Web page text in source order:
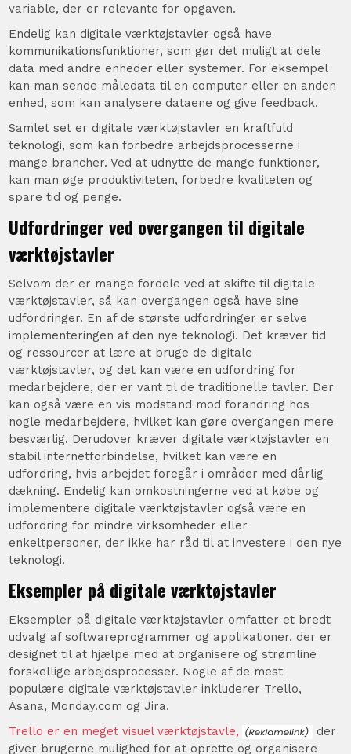
variable, der er relevante for opgaven.
Endelig kan digitale værktøjstavler også have
kommunikationsfunktioner, som gør det muligt at dele
data med andre enheder eller systemer. For eksempel
kan man sende måledata til en computer eller en anden
enhed, som kan analysere dataene og give feedback.
Samlet set er digitale værktøjstavler en kraftfuld
teknologi, som kan forbedre arbejdsprocesserne i
mange brancher. Ved at udnytte de mange funktioner,
kan man øge produktiviteten, forbedre kvaliteten og
spare tid og penge.
Udfordringer ved overgangen til digitale
værktøjstavler
Selvom der er mange fordele ved at skifte til digitale
værktøjstavler, så kan overgangen også have sine
udfordringer. En af de største udfordringer er selve
implementeringen af den nye teknologi. Det kræver tid
og ressourcer at lære at bruge de digitale
værktøjstavler, og det kan være en udfordring for
medarbejdere, der er vant til de traditionelle tavler. Der
kan også være en vis modstand mod forandring hos
nogle medarbejdere, hvilket kan gøre overgangen mere
besværlig. Derudover kræver digitale værktøjstavler en
stabil internetforbindelse, hvilket kan være en
udfordring, hvis arbejdet foregår i områder med dårlig
dækning. Endelig kan omkostningerne ved at købe og
implementere digitale værktøjstavler også være en
udfordring for mindre virksomheder eller
enkeltpersoner, der ikke har råd til at investere i den nye
teknologi.
Eksempler på digitale værktøjstavler
Eksempler på digitale værktøjstavler omfatter et bredt
udvalg af softwareprogrammer og applikationer, der er
designet til at hjælpe med at organisere og strømline
forskellige arbejdsprocesser. Nogle af de mest
populære digitale værktøjstavler inkluderer Trello,
Asana, Monday.com og Jira.
Trello er en meget visuel værktøjstavle,
der
giver brugerne mulighed for at oprette og organisere